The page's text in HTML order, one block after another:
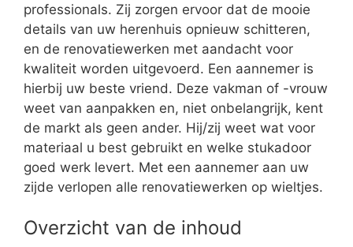
professionals. Zij zorgen ervoor dat de mooie
details van uw herenhuis opnieuw schitteren,
en de renovatiewerken met aandacht voor
kwaliteit worden uitgevoerd. Een aannemer is
hierbij uw beste vriend. Deze vakman of -vrouw
weet van aanpakken en, niet onbelangrijk, kent
de markt als geen ander. Hij/zij weet wat voor
materiaal u best gebruikt en welke stukadoor
goed werk levert. Met een aannemer aan uw
zijde verlopen alle renovatiewerken op wieltjes.
Overzicht van de inhoud